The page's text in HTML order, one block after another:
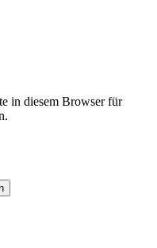
in diesem Browser für